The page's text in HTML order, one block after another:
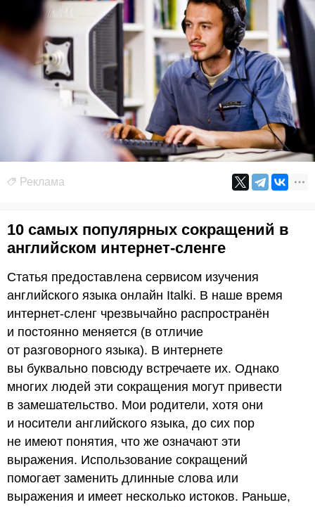
Реклама
10 самых популярных сокращений в
английском интернет-сленге
Статья предоставлена сервисом изучения
английского языка онлайн Italki. В наше время
интернет-сленг чрезвычайно распространён
и постоянно меняется (в отличие
от разговорного языка). В интернете
вы буквально повсюду встречаете их. Однако
многих людей эти сокращения могут привести
в замешательство. Мои родители, хотя они
и носители английского языка, до сих пор
не имеют понятия, что же означают эти
выражения. Использование сокращений
помогает заменить длинные слова или
выражения и имеет несколько истоков. Раньше,